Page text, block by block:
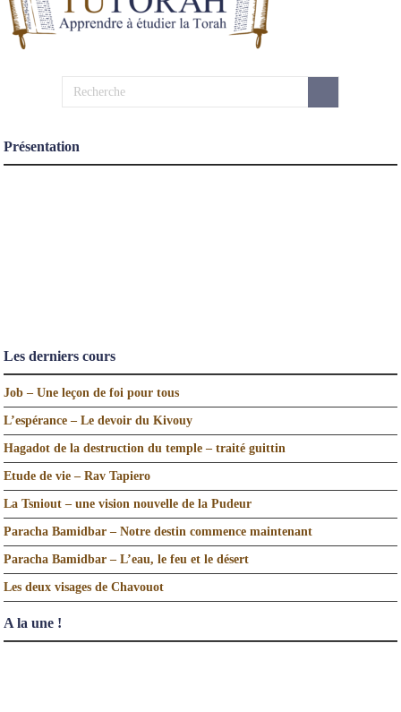
Présentation
Les derniers cours
Job – Une leçon de foi pour tous
L’espérance – Le devoir du Kivouy
Hagadot de la destruction du temple – traité guittin
Etude de vie – Rav Tapiero
La Tsniout – une vision nouvelle de la Pudeur
Paracha Bamidbar – Notre destin commence maintenant
Paracha Bamidbar – L’eau, le feu et le désert
Les deux visages de Chavouot
A la une !